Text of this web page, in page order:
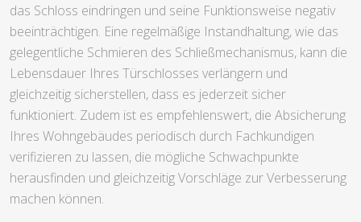
das Schloss eindringen und seine Funktionsweise negativ
beeinträchtigen. Eine regelmäßige Instandhaltung, wie das
gelegentliche Schmieren des Schließmechanismus, kann die
Lebensdauer Ihres Türschlosses verlängern und
gleichzeitig sicherstellen, dass es jederzeit sicher
funktioniert. Zudem ist es empfehlenswert, die Absicherung
Ihres Wohngebäudes periodisch durch Fachkundigen
verifizieren zu lassen, die mögliche Schwachpunkte
herausfinden und gleichzeitig Vorschläge zur Verbesserung
machen können.